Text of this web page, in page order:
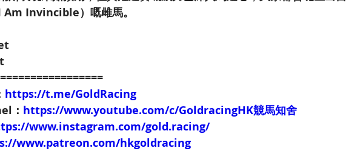
Am Invincible）嘅雌馬。
https://t.me/GoldRacing
： https://www.youtube.com/c/GoldracingHK競馬知舍
www.instagram.com/gold.racing/
www.patreon.com/hkgoldracing